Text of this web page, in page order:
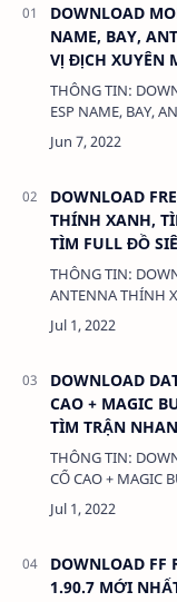
DOWNLOAD
NAME, BAY,
VỊ ĐỊCH XUYÊN
MỚI NHẤT -
THÔNG TIN: DOWNLOAD MOD DATA HEADSHOT,
ESP NAME, BAY,
ĐỊCH XUYÊN MAP
NHẤT - KHÔNG KHÓA NICK
DOWNLOAD
THÍNH XANH,
TÌM FULL ĐỒ
THÔNG TIN: DOWNLOAD FREE FIRE OB34 🔥
ANTENNA THÍNH
KEO,.... TÌM FULL ĐỒ SIÊU
DOWNLOAD
CAO + MAGIC
TÌM TRẬN
THÔNG TIN: DOWNLOAD DATA AUTO HEADSHOT
CỔ CAO + MAGIC
TÌM TRẬN NHANH,
LƯỢNG: 1MB LINK: (adsbygoogle =
DOWNLOAD FF
1.90.7 MỚI